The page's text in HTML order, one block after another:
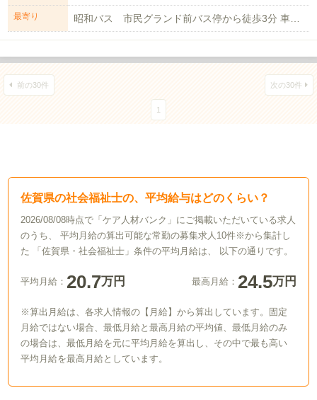
最寄り
前の30件 次の30件
1
佐賀県の社会福祉士の、平均給与はどのくらい？
2026/08/08時点で「ケア人材バンク」にご掲載いただいている求人
のうち、 平均月給の算出可能な常勤の募集求人10件※から集計し
た 「佐賀県・社会福祉士」条件の平均月給は、 以下の通りです。
平均月給： 20.7万円 最高月給： 24.5万円
※算出月給は、各求人情報の【月給】から算出しています。固定
月給ではない場合、最低月給と最高月給の平均値、最低月給のみ
の場合は、最低月給を元に平均月給を算出し、その中で最も高い
平均月給を最高月給としています。